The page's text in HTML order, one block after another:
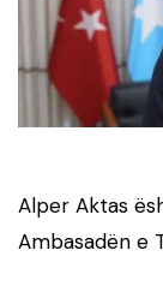
Alper Aktas
Ambasadën e